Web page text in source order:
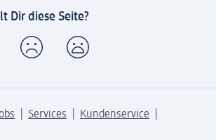
Dir diese Seite?
Services
Kundenservice